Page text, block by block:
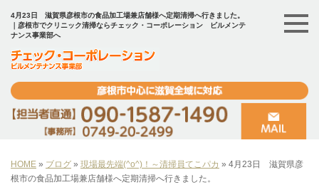
4月23日 滋賀県彦根市の食品加工場兼店舗様へ定期清掃へ行きました。
｜彦根市でクリニック清掃ならチェック・コーポレーション ビルメンテ
ナンス事業部へ
HOME » ブログ » 現場最先端(^o^)！～清掃員てこパカ » 4月23日 滋賀県彦
根市の食品加工場兼店舗様へ定期清掃へ行きました。